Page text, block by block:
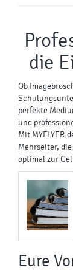
die
Ob
perfekte
und
Mit
Mehrseiter,
optimal zur
Eure